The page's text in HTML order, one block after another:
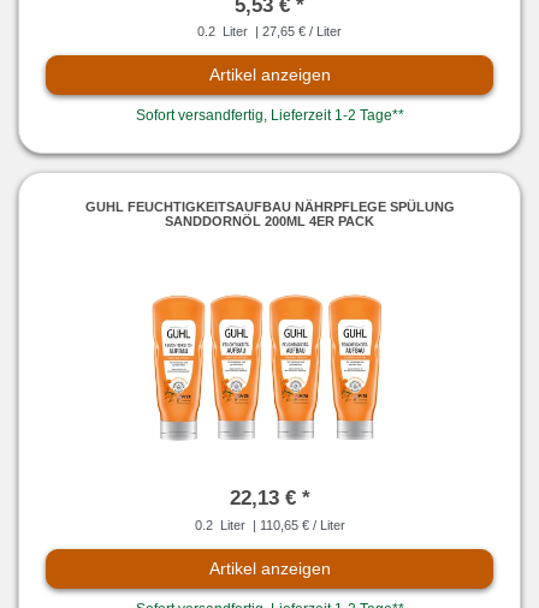
5,53 € *
0.2 Liter | 27,65 € / Liter
Artikel anzeigen
Sofort versandfertig, Lieferzeit 1-2 Tage**
GUHL FEUCHTIGKEITSAUFBAU NÄHRPFLEGE SPÜLUNG
SANDDORNÖL 200ML 4ER PACK
22,13 € *
0.2 Liter | 110,65 € / Liter
Artikel anzeigen